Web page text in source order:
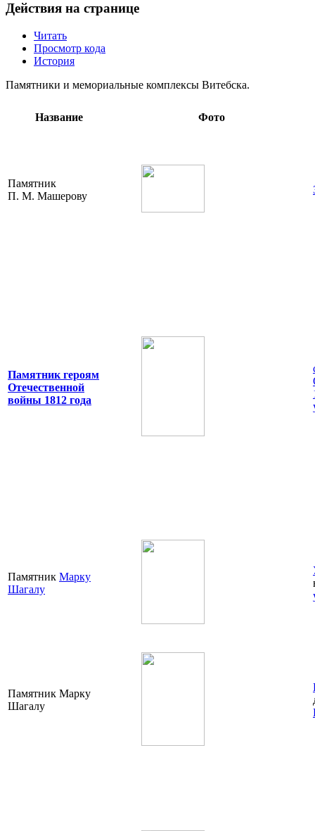
Действия на странице
Читать
Просмотр кода
История
Памятники и мемориальные комплексы Витебска.
Название Фото
Памятник
П. М. Машерову
Памятник героям
Отечественной
войны 1812 года
Памятник Марку
Шагалу
Памятник Марку
Шагалу